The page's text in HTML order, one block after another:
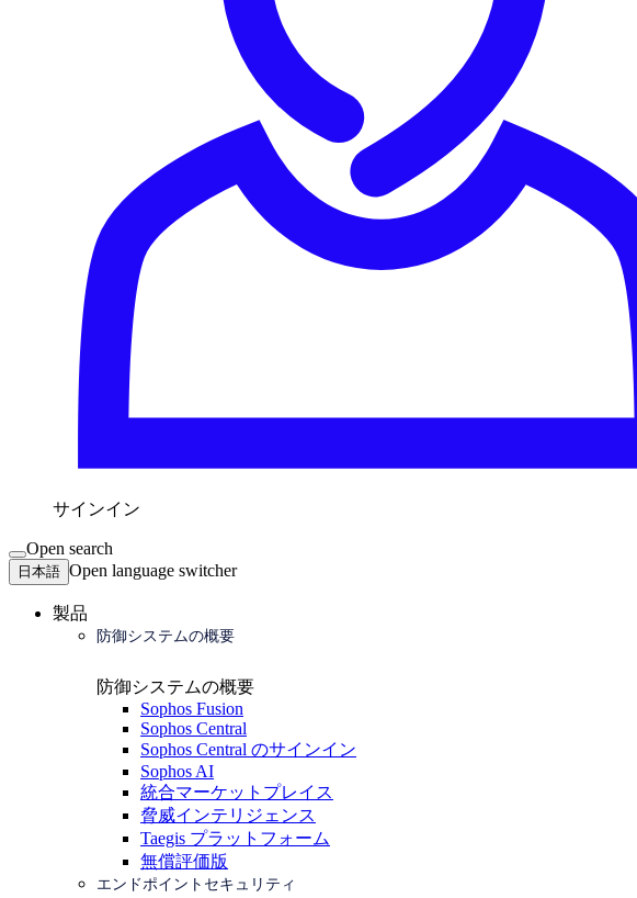
サインイン
Open search
日本語 Open language switcher
製品
防御システムの概要
防御システムの概要
Sophos Fusion
Sophos Central
Sophos Central のサインイン
Sophos AI
統合マーケットプレイス
脅威インテリジェンス
Taegis プラットフォーム
無償評価版
エンドポイントセキュリティ